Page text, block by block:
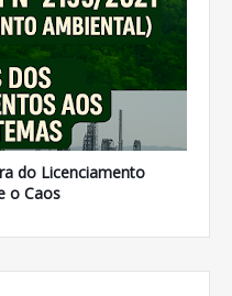
do Licenciamento
o Caos